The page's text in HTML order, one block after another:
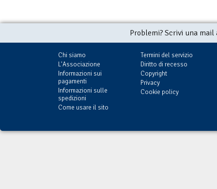
Problemi? Scrivi una
Chi siamo
L'Associazione
Informazioni sui
pagamenti
Informazioni sulle
spedizioni
Come usare il sito
Termini del servizio
Diritto di recesso
Copyright
Privacy
Cookie policy